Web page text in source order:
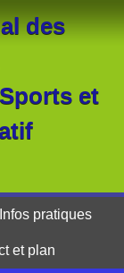
des
et
Infos pratiques
et plan